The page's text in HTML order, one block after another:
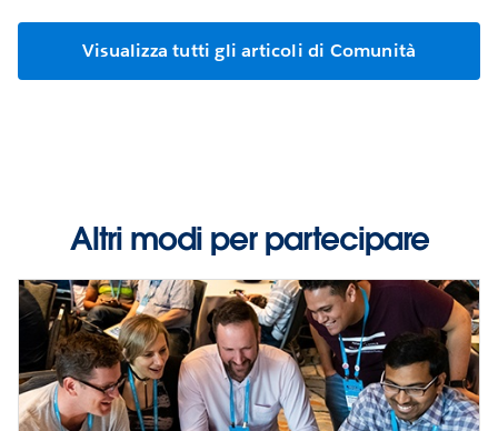
Visualizza tutti gli articoli di Comunità
Altri modi per partecipare